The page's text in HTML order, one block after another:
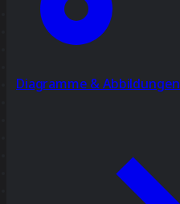
Diagramme & Abbildungen